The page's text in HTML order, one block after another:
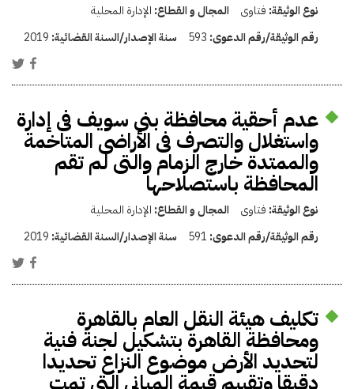
نوع الوثيقة: فتاوى المجال و القطاع: الإدارة المحلية
رقم الوثيقة/رقم الدعوى: 593 سنة الإصدار/السنة القضائية: 2019
عدم أحقية محافظة بنى سويف فى إدارة
واستغلال والتصرف فى الأراضى المتاخمة
والممتدة خارج الزمام والتى لم تقم
المحافظة باستصلاحها
نوع الوثيقة: فتاوى المجال و القطاع: الإدارة المحلية
رقم الوثيقة/رقم الدعوى: 591 سنة الإصدار/السنة القضائية: 2019
تكليف هيئة النقل العام بالقاهرة
ومحافظة القاهرة بتشكيل لجنة فنية
لتحديد الأرض موضوع النزاع تحديدا
دقيقا وتقييم قيمة المبانى التى تمت